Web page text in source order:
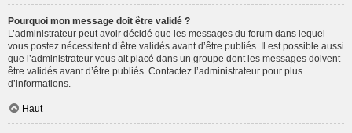
Pourquoi mon message doit être validé ?
L’administrateur peut avoir décidé que les messages du forum dans lequel
vous postez nécessitent d’être validés avant d’être publiés. Il est possible aussi
que l’administrateur vous ait placé dans un groupe dont les messages doivent
être validés avant d’être publiés. Contactez l’administrateur pour plus
d’informations.
Haut